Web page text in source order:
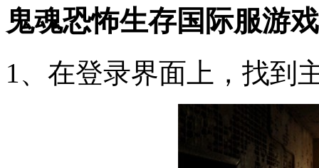
鬼魂恐怖生存国际服游
1、在登录界面上，找到